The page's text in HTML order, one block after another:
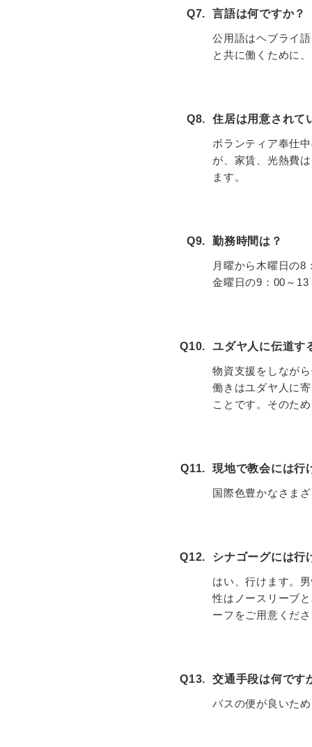
Q7. 言語は何ですか？
公用語はヘブライ
と共に働くために
Q8. 住居は用意されて
ボランティア奉仕
が、家賃、光熱費
ます。
Q9. 勤務時間は？
月曜から木曜日の8
金曜日の9：00～13
Q10. ユダヤ人に伝道す
物資支援をしなが
働きはユダヤ人に
ことです。そのた
Q11. 現地で教会には行
国際色豊かなさま
Q12. シナゴーグには行
はい、行けます。
性はノースリーブ
ーフをご用意くだ
Q13. 交通手段は何です
バスの便が良いた